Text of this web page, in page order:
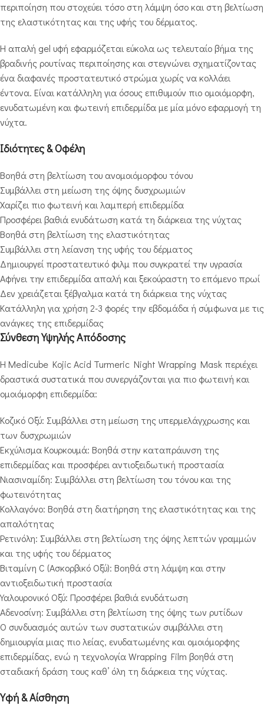
περιποίηση που στοχεύει τόσο στη λάμψη όσο και στη βελτίωση
της ελαστικότητας και της υφής του δέρματος.
Η απαλή gel υφή εφαρμόζεται εύκολα ως τελευταίο βήμα της
βραδινής ρουτίνας περιποίησης και στεγνώνει σχηματίζοντας
ένα διαφανές προστατευτικό στρώμα χωρίς να κολλάει
έντονα. Είναι κατάλληλη για όσους επιθυμούν πιο ομοιόμορφη,
ενυδατωμένη και φωτεινή επιδερμίδα με μία μόνο εφαρμογή τη
νύχτα.
Ιδιότητες & Οφέλη
Βοηθά στη βελτίωση του ανομοιόμορφου τόνου
Συμβάλλει στη μείωση της όψης δυσχρωμιών
Χαρίζει πιο φωτεινή και λαμπερή επιδερμίδα
Προσφέρει βαθιά ενυδάτωση κατά τη διάρκεια της νύχτας
Βοηθά στη βελτίωση της ελαστικότητας
Συμβάλλει στη λείανση της υφής του δέρματος
Δημιουργεί προστατευτικό φιλμ που συγκρατεί την υγρασία
Αφήνει την επιδερμίδα απαλή και ξεκούραστη το επόμενο πρωί
Δεν χρειάζεται ξέβγαλμα κατά τη διάρκεια της νύχτας
Κατάλληλη για χρήση 2-3 φορές την εβδομάδα ή σύμφωνα με τις
ανάγκες της επιδερμίδας
Σύνθεση Υψηλής Απόδοσης
Η Medicube Kojic Acid Turmeric Night Wrapping Mask περιέχει
δραστικά συστατικά που συνεργάζονται για πιο φωτεινή και
ομοιόμορφη επιδερμίδα:
Κοζικό Οξύ: Συμβάλλει στη μείωση της υπερμελάγχρωσης και
των δυσχρωμιών
Εκχύλισμα Κουρκουμά: Βοηθά στην καταπράυνση της
επιδερμίδας και προσφέρει αντιοξειδωτική προστασία
Νιασιναμίδη: Συμβάλλει στη βελτίωση του τόνου και της
φωτεινότητας
Κολλαγόνο: Βοηθά στη διατήρηση της ελαστικότητας και της
απαλότητας
Ρετινόλη: Συμβάλλει στη βελτίωση της όψης λεπτών γραμμών
και της υφής του δέρματος
Βιταμίνη C (Ασκορβικό Οξύ): Βοηθά στη λάμψη και στην
αντιοξειδωτική προστασία
Υαλουρονικό Οξύ: Προσφέρει βαθιά ενυδάτωση
Αδενοσίνη: Συμβάλλει στη βελτίωση της όψης των ρυτίδων
Ο συνδυασμός αυτών των συστατικών συμβάλλει στη
δημιουργία μιας πιο λείας, ενυδατωμένης και ομοιόμορφης
επιδερμίδας, ενώ η τεχνολογία Wrapping Film βοηθά στη
σταδιακή δράση τους καθ’ όλη τη διάρκεια της νύχτας.
Υφή & Αίσθηση